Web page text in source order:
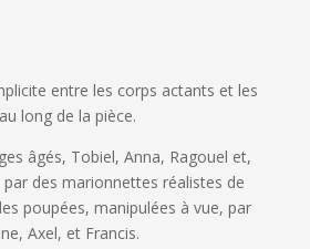
entre les corps actants et les
long de la pièce.
âgés, Tobiel, Anna, Ragouel et,
des marionnettes réalistes de
poupées, manipulées à vue, par
Axel, et Francis.